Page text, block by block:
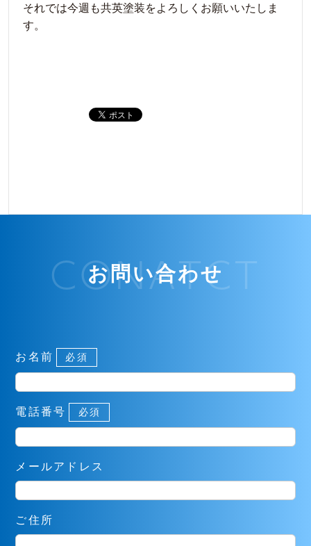
それでは今週も共英塗装をよろしくお願いいたしま
す。
CONATCT
お問い合わせ
お名前 必須
電話番号 必須
メールアドレス
ご住所